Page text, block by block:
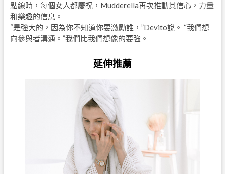
點線時，每個女人都慶祝，Mudderella再次推動其信心，力量
和樂趣的信息。
“是強大的，因為你不知道你要激勵誰，”Devito說。 “我們想
向參與者溝通。”我們比我們想像的要強。
延伸推薦